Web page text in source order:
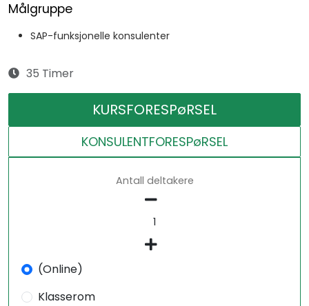
Målgruppe
SAP-funksjonelle konsulenter
35 Timer
KURSFORESPøRSEL
KONSULENTFORESPøRSEL
Antall deltakere
(Online)
Klasserom